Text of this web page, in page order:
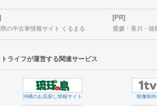
の中古車情報サイト くるまる
[PR]
愛媛・香川・徳
ライフが運営する関連サービス
沖縄のお店探し情報サイト 映像制作